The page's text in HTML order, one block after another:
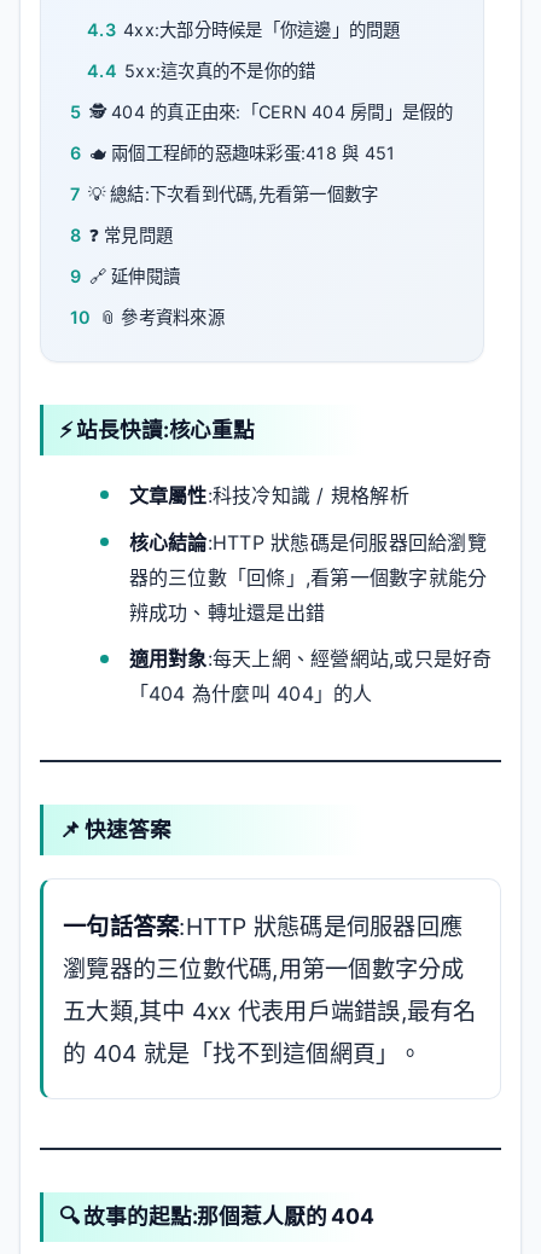
4.3 4xx:大部分時候是「你這邊」的問題
4.4 5xx:這次真的不是你的錯
5 🕵️ 404 的真正由來:「CERN 404 房間」是假的
6 🫖 兩個工程師的惡趣味彩蛋:418 與 451
7 💡 總結:下次看到代碼,先看第一個數字
8 ❓ 常見問題
9 🔗 延伸閱讀
10
📎 參考資料來源
⚡ 站長快讀:核心重點
文章屬性:科技冷知識 / 規格解析
核心結論:HTTP 狀態碼是伺服器回給瀏覽
器的三位數「回條」,看第一個數字就能分
辨成功、轉址還是出錯
適用對象:每天上網、經營網站,或只是好奇
「404 為什麼叫 404」的人
📌 快速答案
一句話答案:HTTP 狀態碼是伺服器回應
瀏覽器的三位數代碼,用第一個數字分成
五大類,其中 4xx 代表用戶端錯誤,最有名
的 404 就是「找不到這個網頁」。
🔍 故事的起點:那個惹人厭的 404